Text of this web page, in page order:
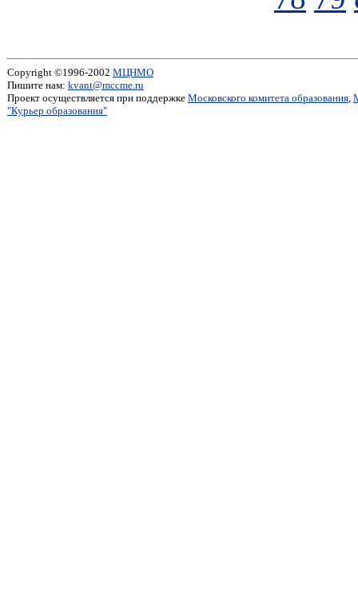
Copyright ©1996-2002 МЦНМО
Пишите нам: kvant@mccme.ru
Проект осуществляется при поддержке Московского комитета образования,
"Курьер образования"